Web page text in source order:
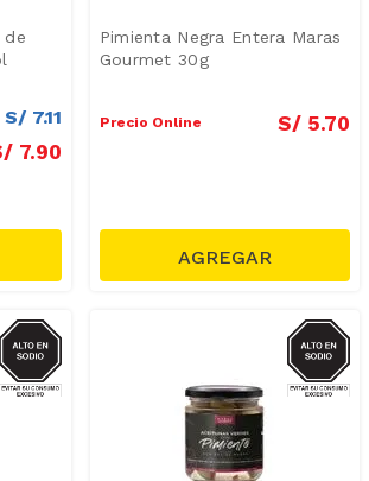
de
S/ 7.11
7.90
Pimienta Negra Entera Maras
Gourmet 30g
Precio Online S/ 5.70
SODIO SODIO